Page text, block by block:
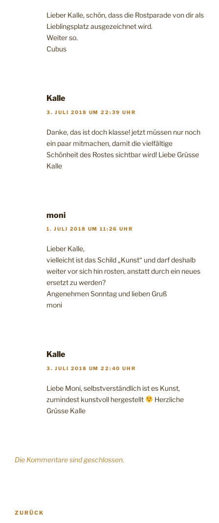
Lieber Kalle, schön, dass die Rostparade von dir als
Lieblingsplatz ausgezeichnet wird.
Weiter so.
Cubus
Kalle
3. JULI 2018 UM 22:39 UHR
Danke, das ist doch klasse! jetzt müssen nur noch
ein paar mitmachen, damit die vielfältige
Schönheit des Rostes sichtbar wird! Liebe Grüsse
Kalle
moni
1. JULI 2018 UM 11:26 UHR
Lieber Kalle,
vielleicht ist das Schild „Kunst“ und darf deshalb
weiter vor sich hin rosten, anstatt durch ein neues
ersetzt zu werden?
Angenehmen Sonntag und lieben Gruß
moni
Kalle
3. JULI 2018 UM 22:40 UHR
Liebe Moni, selbstverständlich ist es Kunst,
zumindest kunstvoll hergestellt
Herzliche
Grüsse Kalle
Die Kommentare sind geschlossen.
Beitragsnavigation
Vorheriger
ZURÜCK